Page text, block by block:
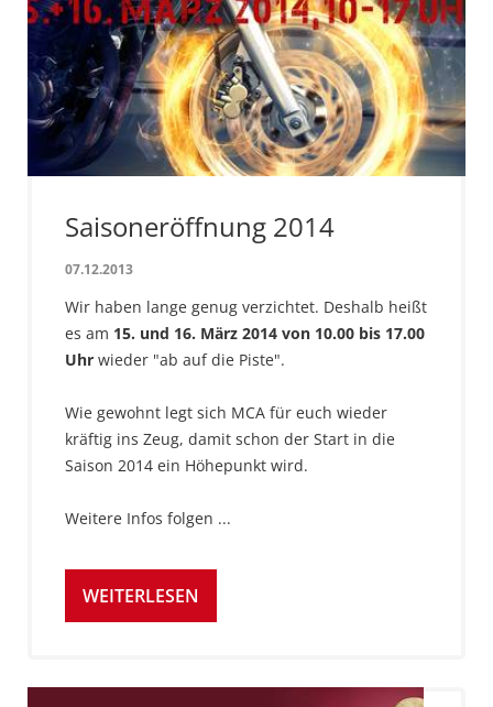
Saisoneröffnung 2014
07.12.2013
Wir haben lange genug verzichtet. Deshalb heißt
es am 15. und 16. März 2014 von 10.00 bis 17.00
Uhr wieder "ab auf die Piste".
Wie gewohnt legt sich MCA für euch wieder
kräftig ins Zeug, damit schon der Start in die
Saison 2014 ein Höhepunkt wird.
Weitere Infos folgen ...
WEITERLESEN